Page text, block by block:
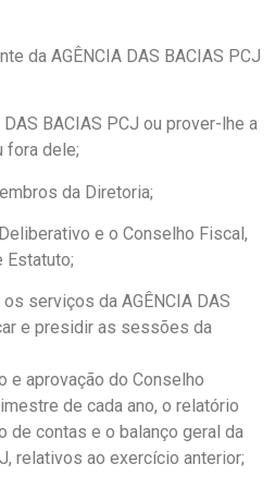
da AGÊNCIA DAS BACIAS PCJ
DAS BACIAS PCJ ou prover-lhe a
fora dele;
da Diretoria;
e o Conselho Fiscal,
serviços da AGÊNCIA DAS
e presidir as sessões da
e aprovação do Conselho
de cada ano, o relatório
de contas e o balanço geral da
relativos ao exercício anterior;